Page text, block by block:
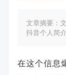
文章摘要：
抖音个人简
在这个信息